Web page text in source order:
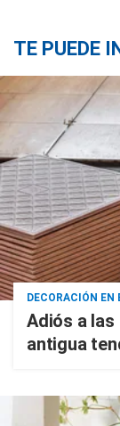
TE PUEDE
DECORACIÓN EN
Adiós a
antigua